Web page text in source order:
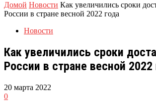
Домой Новости Как увеличились сроки
России в стране весной 2022 года
Новости
Как увеличились сроки
России в стране весной 2022
20 марта 2022
0